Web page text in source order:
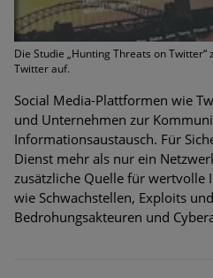
Die Studie „Hunting Threats on
Twitter auf.
Social Media-Plattformen wie
und Unternehmen zur
Informationsaustausch. Für
Dienst mehr als nur ein
zusätzliche Quelle für wertvolle
wie Schwachstellen, Exploits
Bedrohungsakteuren und